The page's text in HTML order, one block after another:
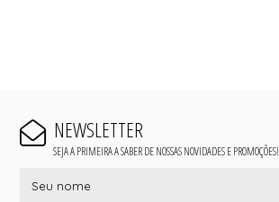
NEWSLETTER
SEJA A PRIMEIRA A SABER DE NOSSAS NOVIDADES E PROMOÇÕES!